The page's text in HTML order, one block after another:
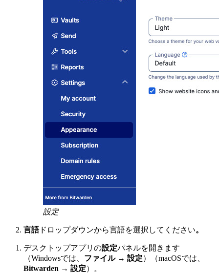
設定
言語ドロップダウンから言語を選択してください。
デスクトップアプリの設定パネルを開きます
（Windowsでは、 ファイル→ 設定）（macOSでは、
Bitwarden → 設定）。